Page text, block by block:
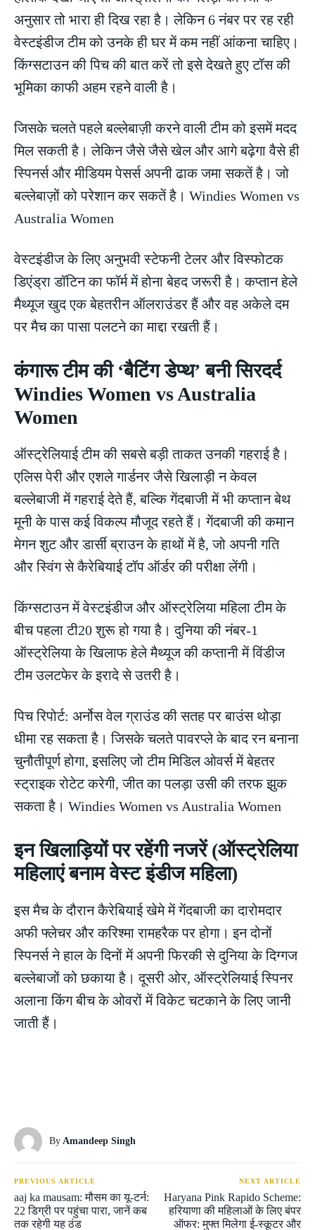
अनुसार तो भारा ही दिख रहा है। लेकिन 6 नंबर पर रह रही
वेस्टइंडीज टीम को उनके ही घर में कम नहीं आंकना चाहिए।
किंग्सटाउन की पिच की बात करें तो इसे देखते हुए टॉस की
भूमिका काफी अहम रहने वाली है।
जिसके चलते पहले बल्लेबाज़ी करने वाली टीम को इसमें मदद
मिल सकती है। लेकिन जैसे जैसे खेल और आगे बढ़ेगा वैसे ही
स्पिनर्स और मीडियम पेसर्स अपनी ढाक जमा सकतें है। जो
बल्लेबाज़ों को परेशान कर सकतें है। Windies Women vs
Australia Women
वेस्टइंडीज के लिए अनुभवी स्टेफनी टेलर और विस्फोटक
डिएंड्रा डॉटिन का फॉर्म में होना बेहद जरूरी है। कप्तान हेले
मैथ्यूज खुद एक बेहतरीन ऑलराउंडर हैं और वह अकेले दम
पर मैच का पासा पलटने का माद्दा रखती हैं।
कंगारू टीम की ‘बैटिंग डेप्थ’ बनी सिरदर्द
Windies Women vs Australia
Women
ऑस्ट्रेलियाई टीम की सबसे बड़ी ताकत उनकी गहराई है।
एलिस पेरी और एशले गार्डनर जैसे खिलाड़ी न केवल
बल्लेबाजी में गहराई देते हैं, बल्कि गेंदबाजी में भी कप्तान बेथ
मूनी के पास कई विकल्प मौजूद रहते हैं। गेंदबाजी की कमान
मेगन शुट और डार्सी ब्राउन के हाथों में है, जो अपनी गति
और स्विंग से कैरेबियाई टॉप ऑर्डर की परीक्षा लेंगी।
किंग्सटाउन में वेस्टइंडीज और ऑस्ट्रेलिया महिला टीम के
बीच पहला टी20 शुरू हो गया है। दुनिया की नंबर-1
ऑस्ट्रेलिया के खिलाफ हेले मैथ्यूज की कप्तानी में विंडीज
टीम उलटफेर के इरादे से उतरी है।
पिच रिपोर्ट: अर्नोस वेल ग्राउंड की सतह पर बाउंस थोड़ा
धीमा रह सकता है। जिसके चलते पावरप्ले के बाद रन बनाना
चुनौतीपूर्ण होगा, इसलिए जो टीम मिडिल ओवर्स में बेहतर
स्ट्राइक रोटेट करेगी, जीत का पलड़ा उसी की तरफ झुक
सकता है। Windies Women vs Australia Women
इन खिलाड़ियों पर रहेंगी नजरें (ऑस्ट्रेलिया
महिलाएं बनाम वेस्ट इंडीज महिला)
इस मैच के दौरान कैरेबियाई खेमे में गेंदबाजी का दारोमदार
अफी फ्लेचर और करिश्मा रामहरैक पर होगा। इन दोनों
स्पिनर्स ने हाल के दिनों में अपनी फिरकी से दुनिया के दिग्गज
बल्लेबाजों को छकाया है। दूसरी ओर, ऑस्ट्रेलियाई स्पिनर
अलाना किंग बीच के ओवरों में विकेट चटकाने के लिए जानी
जाती हैं।
By Amandeep Singh
PREVIOUS ARTICLE
aaj ka mausam: मौसम का यू-टर्न:
22 डिग्री पर पहुंचा पारा, जानें कब
तक रहेगी यह ठंड
NEXT ARTICLE
Haryana Pink Rapido Scheme:
हरियाणा की महिलाओं के लिए बंपर
ऑफर: मुफ्त मिलेगा ई-स्कूटर और